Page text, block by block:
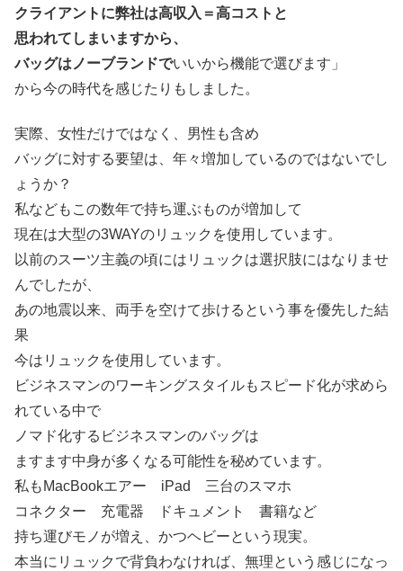
クライアントに弊社は高収入＝高コストと
思われてしまいますから、
バッグはノーブランドでいいから機能で選びます」
から今の時代を感じたりもしました。
実際、女性だけではなく、男性も含め
バッグに対する要望は、年々増加しているのではないでし
ょうか？
私などもこの数年で持ち運ぶものが増加して
現在は大型の3WAYのリュックを使用しています。
以前のスーツ主義の頃にはリュックは選択肢にはなりませ
んでしたが、
あの地震以来、両手を空けて歩けるという事を優先した結
果
今はリュックを使用しています。
ビジネスマンのワーキングスタイルもスピード化が求めら
れている中で
ノマド化するビジネスマンのバッグは
ますます中身が多くなる可能性を秘めています。
私もMacBookエアー iPad 三台のスマホ
コネクター 充電器 ドキュメント 書籍など
持ち運びモノが増え、かつヘビーという現実。
本当にリュックで背負わなければ、無理という感じになっ